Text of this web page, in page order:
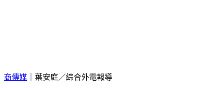
商傳媒 ｜葉安庭／綜合外電報導